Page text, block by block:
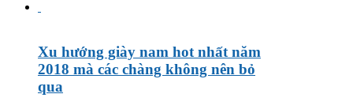
Xu hướng giày nam hot nhất năm
2018 mà các chàng không nên bỏ
qua